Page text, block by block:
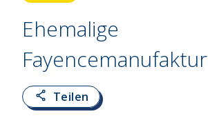
Ehemalige
Fayencemanufaktur
Teilen